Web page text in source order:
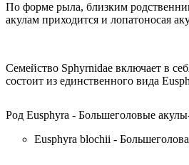
По форме рыла, близким
акулам приходится и лопатоносая
Семейство Sphyrnidae включает в
состоит из единственного вида
Род Eusphyra - Большеголовые
Eusphyra blochii -